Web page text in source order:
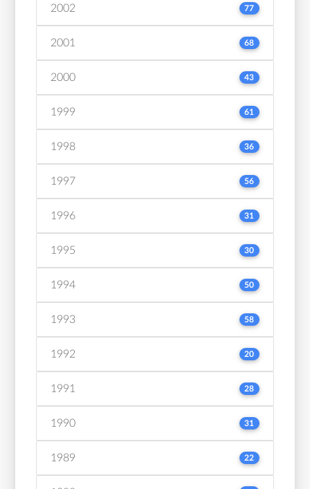
2002 77
2001 68
2000 43
1999 61
1998 36
1997 56
1996 31
1995 30
1994 50
1993 58
1992 20
1991 28
1990 31
1989 22